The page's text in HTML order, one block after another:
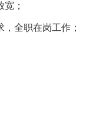
；
全职在岗工作；